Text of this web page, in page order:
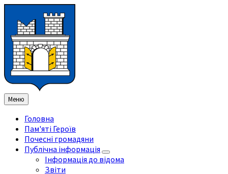
змісту
ліву
бічну
панель
праву
бічну
панель
нижнього
колонтитула
Меню
Головна
Пам'яті Героїв
Почесні громадяни
Публічна інформація
Інформація до відома
Звіти